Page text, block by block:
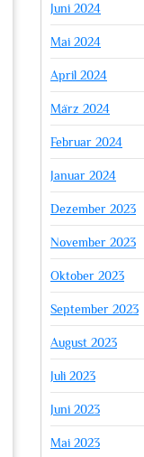
Juni 2024
Mai 2024
April 2024
März 2024
Februar 2024
Januar 2024
Dezember 2023
November 2023
Oktober 2023
September 2023
August 2023
Juli 2023
Juni 2023
Mai 2023